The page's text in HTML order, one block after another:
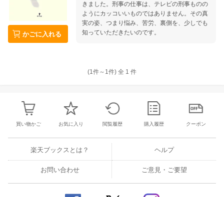
かごに入れる
きました。刑事の仕事は、テレビの刑事ものの
ようにカッコいいものではありません。その真
実の姿、つまり悩み、苦労、裏側を、少しでも
知っていただきたいのです。
(1件～ 1件) 全 1 件
買い物かご お気に入り 閲覧履歴 購入履歴 クーポン
楽天ブックスとは？ ヘルプ
お問い合わせ ご意見・ご要望